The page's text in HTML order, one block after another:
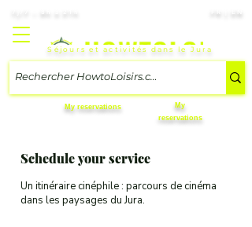
FR | EN
Séjours et activités dans le Jura
My
reservations
My reservations
Schedule your service
Un itinéraire cinéphile : parcours de cinéma
dans les paysages du Jura.